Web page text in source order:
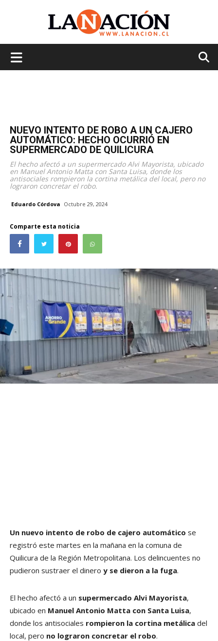
NUEVO INTENTO DE ROBO A UN CAJERO
AUTOMÁTICO: HECHO OCURRIÓ EN
SUPERMERCADO DE QUILICURA
El hecho afectó a un supermercado Alvi Mayorista, ubicado
en Manuel Antonio Matta con Santa Luisa, donde los
antisociales rompieron la cortina metálica del local, pero no
lograron concretar el robo.
Eduardo Córdova Octubre 29, 2024
Comparte esta noticia
Un nuevo intento de robo de cajero automático se
registró este martes en la mañana en la comuna de
Quilicura de la Región Metropolitana. Los delincuentes no
pudieron sustraer el dinero y se dieron a la fuga.
El hecho afectó a un supermercado Alvi Mayorista,
ubicado en Manuel Antonio Matta con Santa Luisa,
donde los antisociales rompieron la cortina metálica del
local, pero no lograron concretar el robo.